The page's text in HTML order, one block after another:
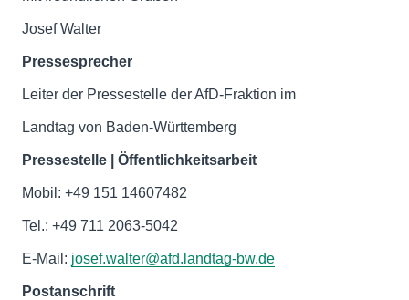
Josef Walter
Pressesprecher
Leiter der Pressestelle der AfD-Fraktion im
Landtag von Baden-Württemberg
Pressestelle | Öffentlichkeitsarbeit
Mobil: +49 151 14607482
Tel.: +49 711 2063-5042
E-Mail: josef.walter@afd.landtag-bw.de
Postanschrift